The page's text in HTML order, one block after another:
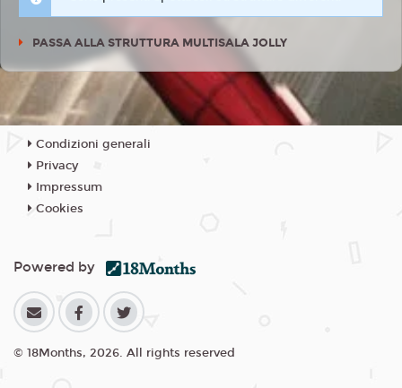
PASSA ALLA STRUTTURA MULTISALA JOLLY
Condizioni generali
Privacy
Impressum
Cookies
Powered by
© 18Months, 2026. All rights reserved